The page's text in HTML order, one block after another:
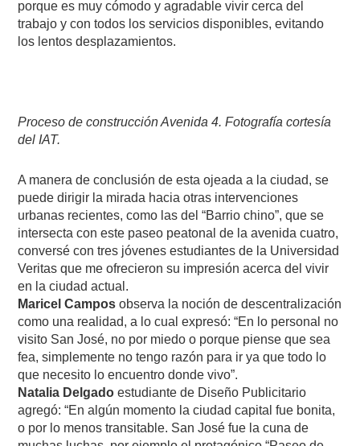
porque es muy cómodo y agradable vivir cerca del
trabajo y con todos los servicios disponibles, evitando
los lentos desplazamientos.
Proceso de construcción Avenida 4. Fotografía cortesía
del IAT.
A manera de conclusión de esta ojeada a la ciudad, se
puede dirigir la mirada hacia otras intervenciones
urbanas recientes, como las del “Barrio chino”, que se
intersecta con este paseo peatonal de la avenida cuatro,
conversé con tres jóvenes estudiantes de la Universidad
Veritas que me ofrecieron su impresión acerca del vivir
en la ciudad actual.
Maricel Campos observa la noción de descentralización
como una realidad, a lo cual expresó: “En lo personal no
visito San José, no por miedo o porque piense que sea
fea, simplemente no tengo razón para ir ya que todo lo
que necesito lo encuentro donde vivo”.
Natalia Delgado estudiante de Diseño Publicitario
agregó: “En algún momento la ciudad capital fue bonita,
o por lo menos transitable. San José fue la cuna de